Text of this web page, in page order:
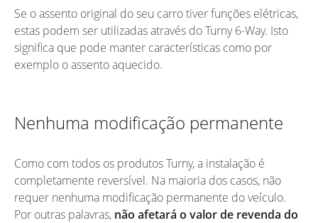
Se o assento original do seu carro tiver funções elétricas,
estas podem ser utilizadas através do Turny 6-Way. Isto
significa que pode manter características como por
exemplo o assento aquecido.
Nenhuma modificação permanente
Como com todos os produtos Turny, a instalação é
completamente reversível. Na maioria dos casos, não
requer nenhuma modificação permanente do veículo.
Por outras palavras, não afetará o valor de revenda do